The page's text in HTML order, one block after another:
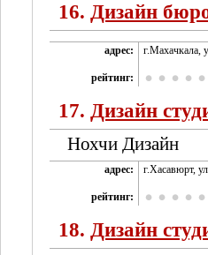
16. Дизайн
адрес: г.Махачкала,
рейтинг:
17. Дизайн
Нохчи Дизайн
адрес: г.Хасавюрт,
рейтинг:
18. Дизайн